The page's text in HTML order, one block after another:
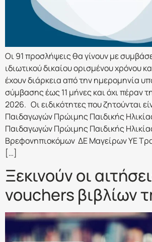
Οι 91 προσλήψεις θα γίνουν με
ιδιωτικού δικαίου ορισμένου χρόνου
έχουν διάρκεια από την ημερομηνία
σύμβασης έως 11 μήνες και όχι πέραν
2026. Οι ειδικότητες που ζητούνται
Παιδαγωγών Πρώιμης Παιδικής
Παιδαγωγών Πρώιμης Παιδικής
Βρεφονηπιοκόμων ΔΕ Μαγείρων ΥΕ
[…]
Ξεκινούν οι
vouchers βιβλίων